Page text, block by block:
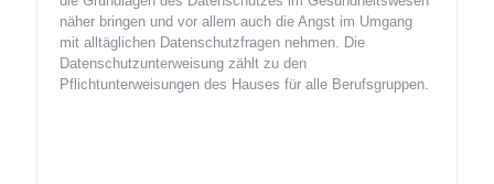
näher bringen und vor allem auch die Angst im Umgang
mit alltäglichen Datenschutzfragen nehmen. Die
Datenschutzunterweisung zählt zu den
Pflichtunterweisungen des Hauses für alle Berufsgruppen.